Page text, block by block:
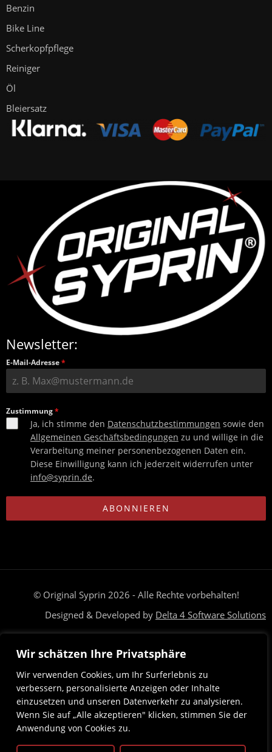
Wir schätzen Ihre Privatsphäre
Wir verwenden Cookies, um Ihr Surferlebnis zu
verbessern, personalisierte Anzeigen oder Inhalte
einzusetzen und unseren Datenverkehr zu analysieren.
Wenn Sie auf „Alle akzeptieren" klicken, stimmen Sie der
Anwendung von Cookies zu.
Benzin
Bike Line
Scherkopfpflege
Reiniger
Öl
Bleiersatz
Newsletter:
E-Mail-Adresse*
Zustimmung*
Ja, ich stimme den Datenschutzbestimmungen sowie den
Allgemeinen Geschäftsbedingungen zu und willige in die
Verarbeitung meiner personenbezogenen Daten ein.
Diese Einwilligung kann ich jederzeit widerrufen unter
info@syprin.de.
ABONNIEREN
© Original Syprin 2026 - Alle Rechte vorbehalten!
Designed & Developed by Delta 4 Software Solutions
Deutsch Magyar(Ungarisch